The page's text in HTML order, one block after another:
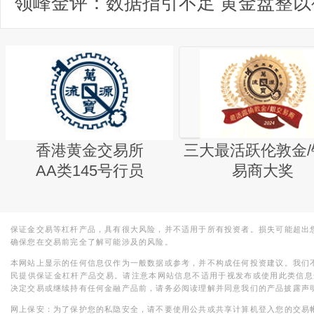
香港黄金交易所
AA类145号行员
三大最活跃伦敦金
易商大奖
保证金交易等杠杆产品，具有很大风险，并不适用于所有投资者。损失可能超
确保您在交易前完全了解可能涉及的风险。
本网站上显示的任何信息仅作为一般数据或参考，并不构成任何投资建议。我
民提供保证金杠杆产品交易。请注意本网站信息不适用于视发布或使用此类信
决定交易或继续持有任何金融产品前，请务必阅读理解并同意我们的产品披露声
网上保安：为了保护您的私隐安全，请不要使用公共或共享计算机登入您的交